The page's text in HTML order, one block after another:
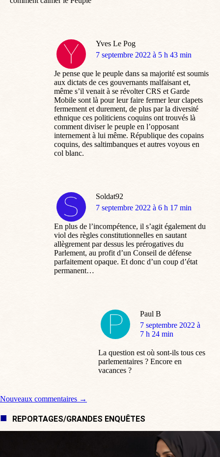
Yves Le Pog
dit
7 septembre 2022 à 5 h 43 min
Je pense que le peuple dans sa majorité est soumis
aux dictats de ces gouvernants malfaisant et,
même s’il venait à se révolter CRS et Garde
Mobile sont là pour leur faire fermer leur clapets
fermement et durement, de plus par la diversité
ethnique ces politiciens coquins ont trouvés là
comment diviser le peuple en l’opposant
internement à lui même. République des copains
coquins, des saltimbanques et autres voyous en
col blanc.
Soldat92
dit
7 septembre 2022 à 6 h 17 min
En plus de l’incompétence, il s’agit également du
viol des règles constitutionnelles en sautant
allègrement par dessus les prérogatives du
Parlement, au profit d’un Conseil de défense
parfaitement opaque. Et donc d’un coup d’état
permanent…
Paul B
dit
:
7 septembre 2022 à
7 h 24 min
La question est où sont-ils tous ces
parlementaires ? Encore en
vacances ?
Navigation de commentaire
Nouveaux commentaires →
REPORTAGES/GRANDES ENQUÊTES